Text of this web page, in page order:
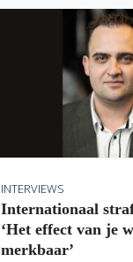
INTERVIEWS
Internationaal
‘Het effect van je
merkbaar’